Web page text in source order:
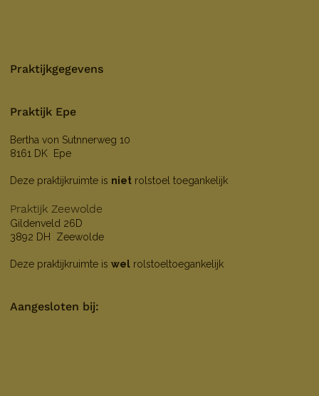
Aangesloten bij:
Praktijkgegevens
Praktijk Epe
Bertha von Sutnnerweg 10
8161 DK Epe
Deze praktijkruimte is nietrolstoel toegankelijk
Praktijk Zeewolde
Gildenveld 26D
3892 DH Zeewolde
Deze praktijkruimte is welrolstoeltoegankelijk